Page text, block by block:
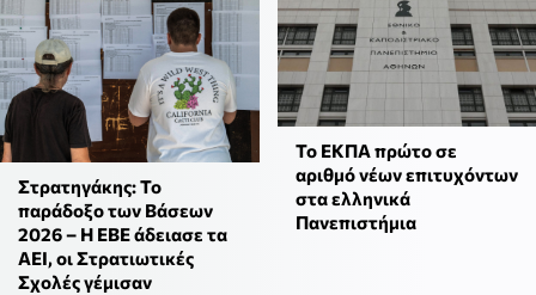
Στρατηγάκης: Το
παράδοξο των Βάσεων
2026 – Η ΕΒΕ άδειασε τα
ΑΕΙ, οι Στρατιωτικές
Σχολές γέμισαν
To ΕΚΠΑ πρώτο σε
αριθμό νέων επιτυχόντων
στα ελληνικά
Πανεπιστήμια